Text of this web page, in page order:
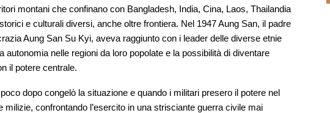
montani che confinano con Bangladesh, India, Cina, Laos, Thailandia
e culturali diversi, anche oltre frontiera. Nel 1947 Aung San, il padre
Aung San Su Kyi, aveva raggiunto con i leader delle diverse etnie
autonomia nelle regioni da loro popolate e la possibilità di diventare
il potere centrale.
dopo congelò la situazione e quando i militari presero il potere nel
confrontando l’esercito in una strisciante guerra civile mai